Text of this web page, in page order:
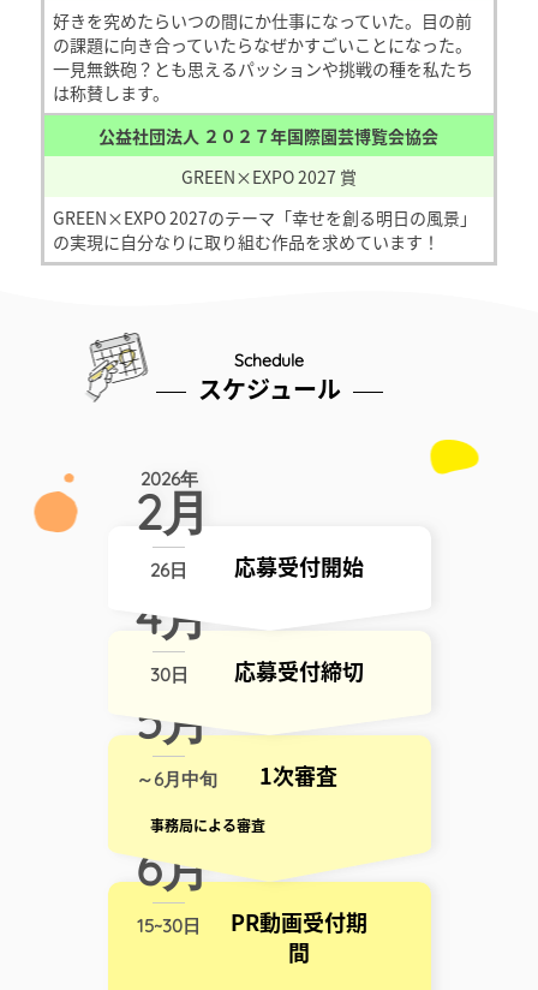
好きを究めたらいつの間にか仕事になっていた。目の前
の課題に向き合っていたらなぜかすごいことになった。
一見無鉄砲？とも思えるパッションや挑戦の種を私たち
は称賛します。
公益社団法人 ２０２７年国際園芸博覧会協会
GREEN×EXPO 2027 賞
GREEN×EXPO 2027のテーマ「幸せを創る明日の風景」
の実現に自分なりに取り組む作品を求めています！
Schedule
スケジュール
2026年
2月
26日 応募受付開始
2026年
4月
30日 応募受付締切
2026年
5月
～6月中旬 1次審査
事務局による審査
2026年
6月
15~30日
PR動画受付期
間